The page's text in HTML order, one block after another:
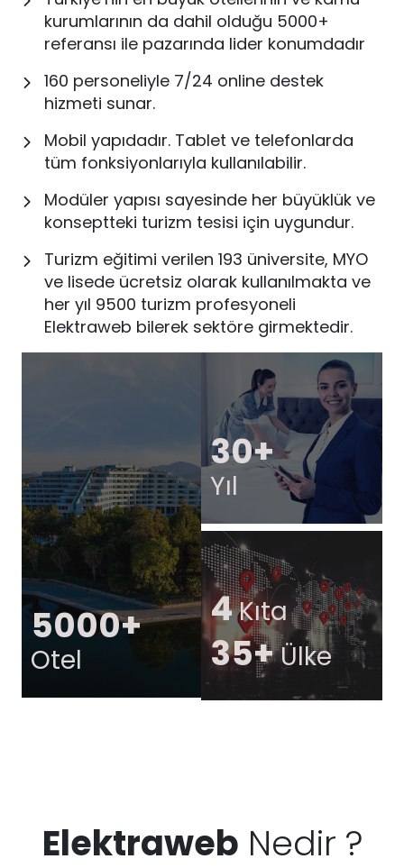
kurumlarının da dahil olduğu 5000+
referansı ile pazarında lider konumdadır
160 personeliyle 7/24 online destek
hizmeti sunar.
Mobil yapıdadır. Tablet ve telefonlarda
tüm fonksiyonlarıyla kullanılabilir.
Modüler yapısı sayesinde her büyüklük ve
konseptteki turizm tesisi için uygundur.
Turizm eğitimi verilen 193 üniversite, MYO
ve lisede ücretsiz olarak kullanılmakta ve
her yıl 9500 turizm profesyoneli
Elektraweb bilerek sektöre girmektedir.
5000+
Otel
30+
Yıl
4Kıta
35+Ülke
Elektraweb Nedir ?